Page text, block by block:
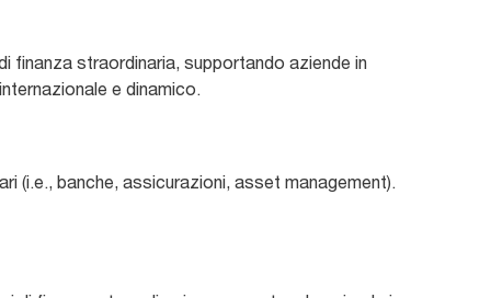
finanza straordinaria, supportando aziende in
e dinamico.
(i.e., banche, assicurazioni, asset management).